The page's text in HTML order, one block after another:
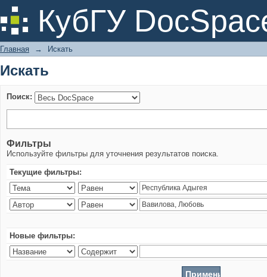
КубГУ
Искать
Главная → Искать
Искать
Поиск:
Фильтры
Используйте фильтры для уточнения результатов поиска.
Текущие фильтры:
Новые фильтры: